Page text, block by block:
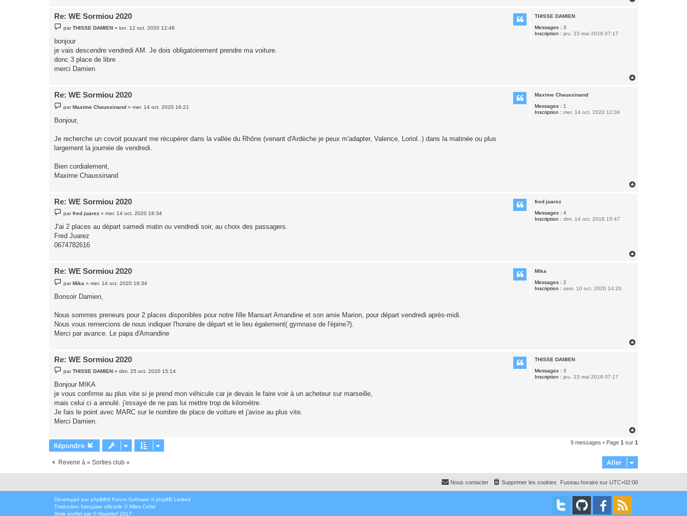
THISSE DAMIEN
Messages : 3
Inscription : jeu. 23 mai 2019 07:17
Re: WE Sormiou 2020
e
s
a
e
parTHISSE DAMIEN »lun. 12 oct. 2020 12:48
bonjour
je vais descendre vendredi AM. Je dois obligatoirement prendre ma voiture.
donc 3 place de libre .
merci Damien
Maxime Chaussinand
Messages : 1
Inscription : mer. 14 oct. 2020 12:04
Re: WE Sormiou 2020
e
s
e
parMaxime Chaussinand »mer. 14 oct. 2020 16:21
Bonjour,
Je recherche un covoit pouvant me récupérer dans la vallée du Rhône (venant d'Ardèche je peux m'adapter, Valence, Loriol..) dans la matinée ou plus
largement la journée de vendredi.
Bien cordialement,
Maxime Chaussinand
fred juarez
Messages : 4
Inscription : dim. 14 oct. 2018 15:47
Re: WE Sormiou 2020
e
s
s
a
g
e
parfred juarez »mer. 14 oct. 2020 18:34
J'ai 2 places au départ samedi matin ou vendredi soir, au choix des passagers.
Fred Juarez
0674782616
Mika
Messages : 2
Inscription : sam. 10 oct. 2020 14:20
Re: WE Sormiou 2020
e
s
e
parMika »mer. 14 oct. 2020 19:34
Bonsoir Damien,
Nous sommes preneurs pour 2 places disponibles pour notre fille Mansart Amandine et son amie Marion, pour départ vendredi après-midi.
Nous vous remercions de nous indiquer l'horaire de départ et le lieu également( gymnase de l'épine?).
Merci par avance. Le papa d'Amandine
THISSE DAMIEN
Messages : 3
Inscription : jeu. 23 mai 2019 07:17
Re: WE Sormiou 2020
e
s
a
g
e
parTHISSE DAMIEN »dim. 25 oct. 2020 15:14
Bonjour MIKA
je vous confirme au plus vite si je prend mon véhicule car je devais le faire voir à un acheteur sur marseille,
mais celui ci a annulé. j'essaye de ne pas lui mettre trop de kilométre.
Je fais le point avec MARC sur le nombre de place de voiture et j'avise au plus vite.
Merci Damien.
u
Répondre 9 messages • Page 1 sur 1
Revenir à « Sorties club » Aller
Fuseau horaire sur UTC+02:00
Supprimer les cookies
Nous contacter
Développé par phpBB® Forum Software © phpBB Limited
Traduction française officielle ©Miles Cellar
Style proflat par ©Mazeltof 2017